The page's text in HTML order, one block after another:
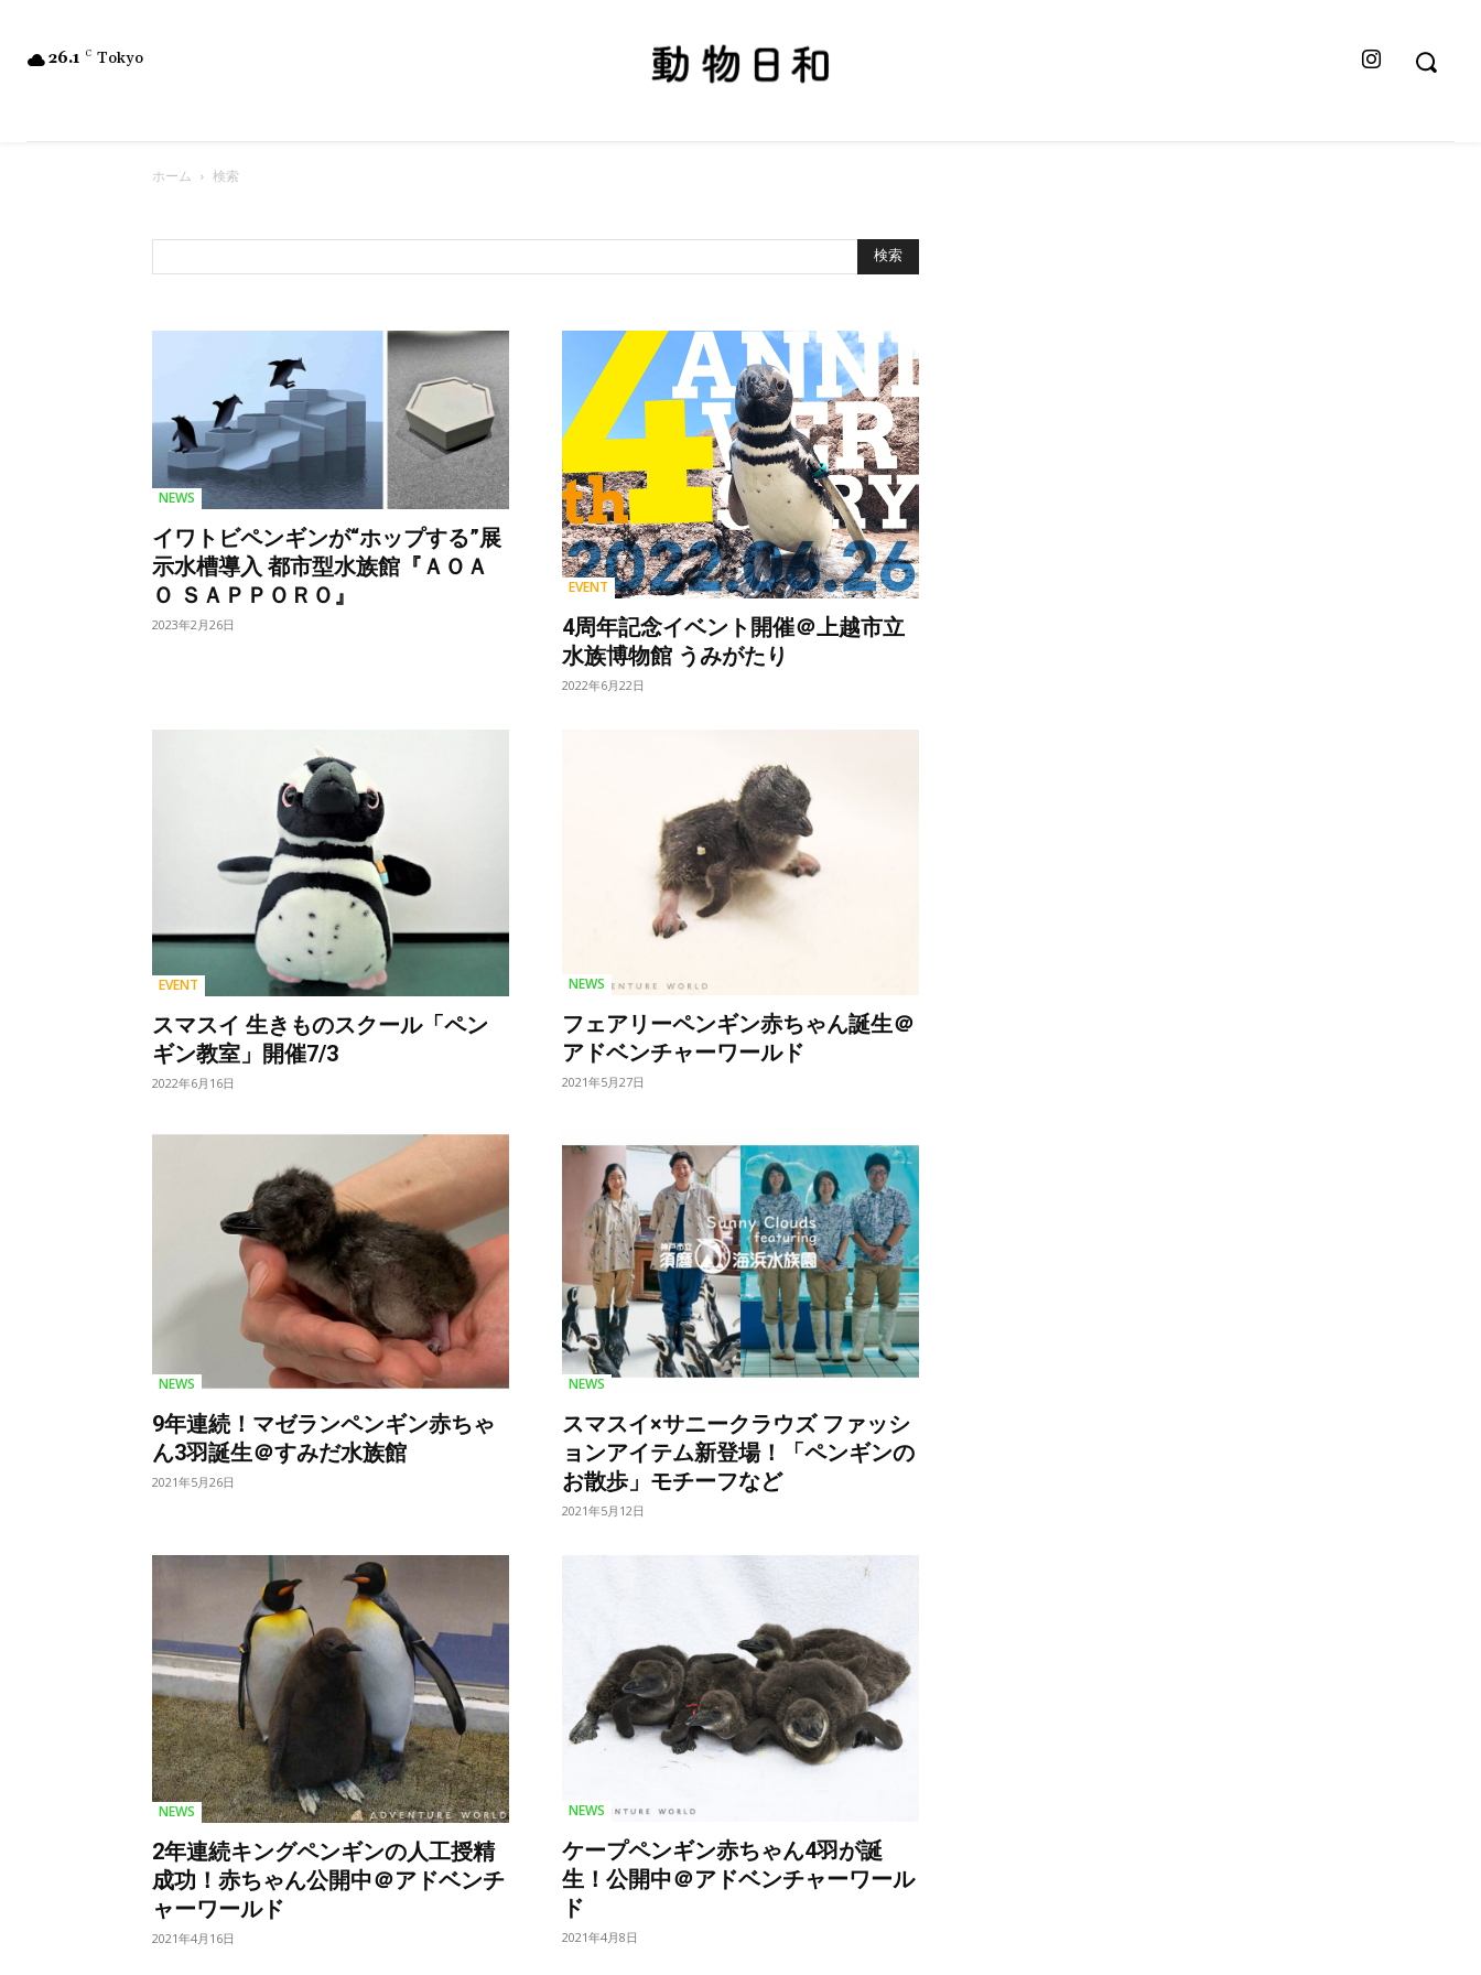
26.1 C Tokyo
ホーム 検索
NEWS
イワトビペンギンが“ホップする”展
示水槽導入 都市型水族館『ＡＯＡ
Ｏ ＳＡＰＰＯＲＯ』
2023年2月26日
EVENT
4周年記念イベント開催＠上越市立
水族博物館 うみがたり
2022年6月22日
EVENT
スマスイ 生きものスクール「ペン
ギン教室」開催7/3
2022年6月16日
NEWS
フェアリーペンギン赤ちゃん誕生＠
アドベンチャーワールド
2021年5月27日
NEWS
9年連続！マゼランペンギン赤ちゃ
ん3羽誕生＠すみだ水族館
2021年5月26日
NEWS
スマスイ×サニークラウズ ファッシ
ョンアイテム新登場！「ペンギンの
お散歩」モチーフなど
2021年5月12日
NEWS
2年連続キングペンギンの人工授精
成功！赤ちゃん公開中＠アドベンチ
ャーワールド
2021年4月16日
NEWS
ケープペンギン赤ちゃん4羽が誕
生！公開中＠アドベンチャーワール
ド
2021年4月8日